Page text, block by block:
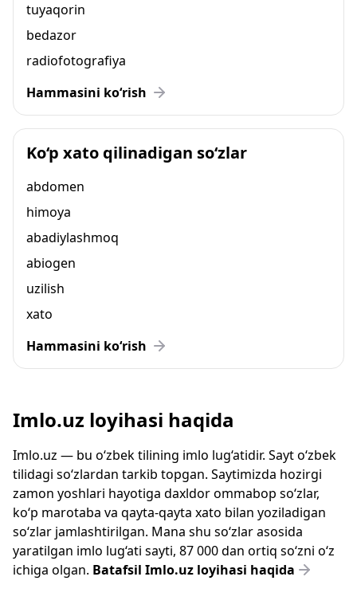
tuyaqorin
bedazor
radiofotografiya
Hammasini ko‘rish
Ko‘p xato qilinadigan so‘zlar
abdomen
himoya
abadiylashmoq
abiogen
uzilish
xato
Hammasini ko‘rish
Imlo.uz loyihasi haqida
Imlo.uz — bu o‘zbek tilining imlo lug‘atidir. Sayt o‘zbek
tilidagi so‘zlardan tarkib topgan. Saytimizda hozirgi
zamon yoshlari hayotiga daxldor ommabop so‘zlar,
ko‘p marotaba va qayta-qayta xato bilan yoziladigan
so‘zlar jamlashtirilgan. Mana shu so‘zlar asosida
yaratilgan imlo lug‘ati sayti, 87 000 dan ortiq so‘zni o‘z
ichiga olgan. Batafsil Imlo.uz loyihasi haqida